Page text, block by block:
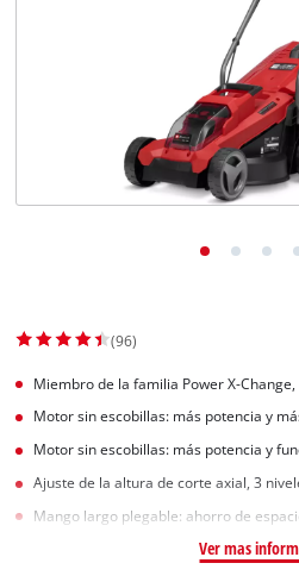
(96)
Miembro de la familia Power X-
Motor sin escobillas: más potencia y
Motor sin escobillas: más potencia y
Ajuste de la altura de corte axial, 3
Mango largo plegable: ahorro de
Ver mas